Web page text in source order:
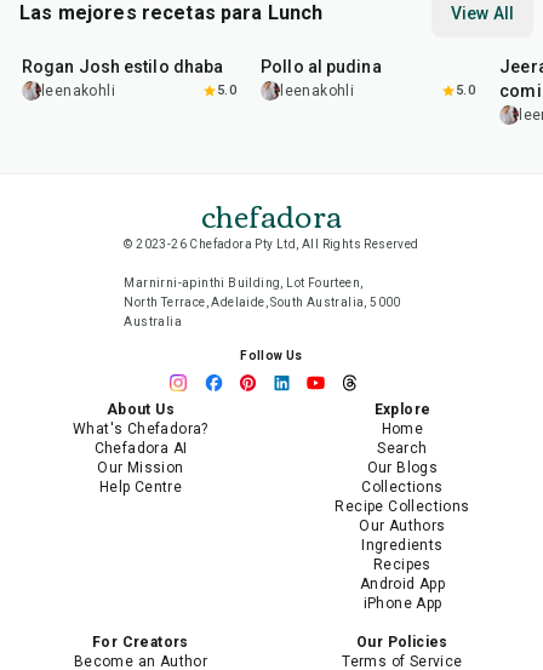
Las mejores recetas para Lunch View All
min
Rogan Josh estilo dhaba
leenakohli 5.0
Pollo al pudina
leenakohli 5.0
chefadora
© 2023-26 Chefadora Pty Ltd, All Rights Reserved
Marnirni-apinthi Building, Lot Fourteen,
North Terrace, Adelaide, South Australia, 5000
Australia
Follow Us
About Us
What's Chefadora?
Chefadora AI
Our Mission
Help Centre
Explore
Home
Search
Our Blogs
Collections
Recipe Collections
Our Authors
Ingredients
Recipes
Android App
iPhone App
For Creators
Become an Author
Our Policies
Terms of Service